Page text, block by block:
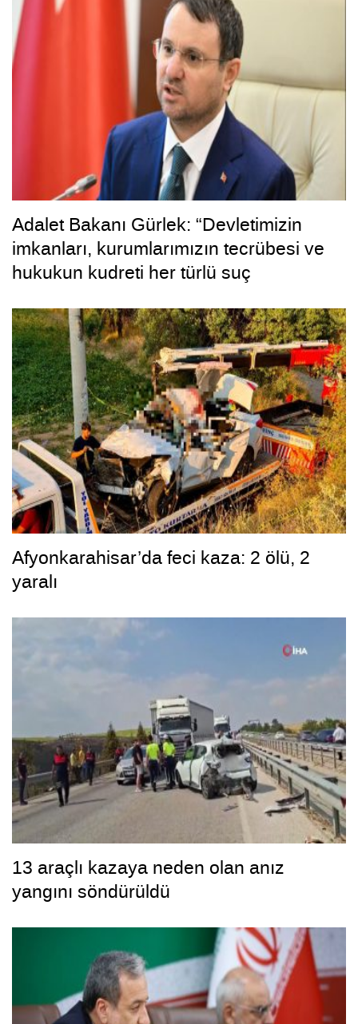
Adalet Bakanı Gürlek: “Devletimizin
imkanları, kurumlarımızın tecrübesi ve
hukukun kudreti her türlü suç
Afyonkarahisar’da feci kaza: 2 ölü, 2
yaralı
13 araçlı kazaya neden olan anız
yangını söndürüldü